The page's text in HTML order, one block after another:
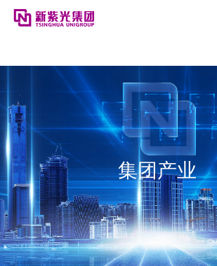
利来国际最老品牌网
集团产业